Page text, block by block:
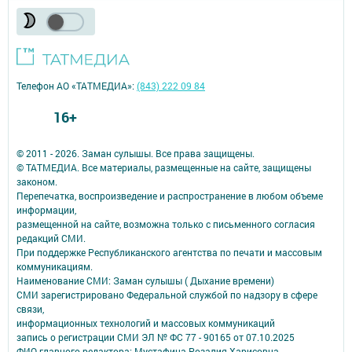
© 2011 - 2026. Заман сулышы. Все права защищены.
© ТАТМЕДИА. Все материалы, размещенные на сайте, защищены
законом.
Перепечатка, воспроизведение и распространение в любом объеме
информации,
размещенной на сайте, возможна только с письменного согласия
редакций СМИ.
При поддержке Республиканского агентства по печати и массовым
коммуникациям.
Наименование СМИ: Заман сулышы ( Дыхание времени)
СМИ зарегистрировано Федеральной службой по надзору в сфере
связи,
информационных технологий и массовых коммуникаций
запись о регистрации СМИ ЭЛ № ФС 77 - 90165 от 07.10.2025
Телефон АО «ТАТМЕДИА»:(843) 222 09 84
16+